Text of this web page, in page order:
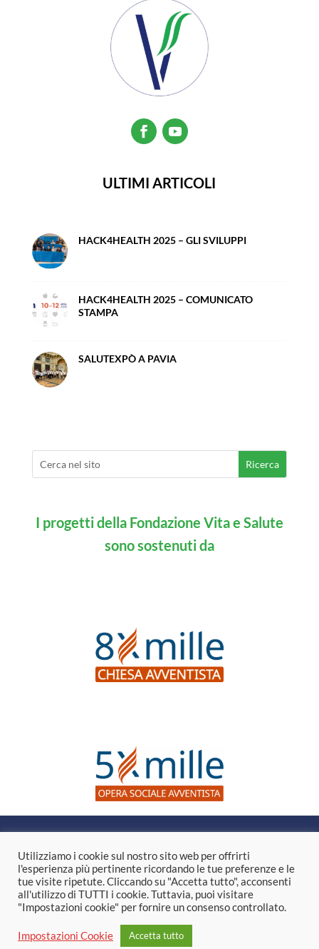
ULTIMI ARTICOLI
HACK4HEALTH 2025 – GLI SVILUPPI
HACK4HEALTH 2025 – COMUNICATO
STAMPA
SALUTEXPÒ A PAVIA
I progetti della Fondazione Vita e Salute
sono sostenuti da
Questo sito web non dà consigli medici, né suggerisce l’uso di
tecniche come forma di trattamento per problemi fisici, per i
quali è invece necessario il parere di un medico. Nel caso si
decidesse di applicare le informazioni contenute in questo sito,
lo stesso non se ne assume le responsabilità. L’intenzione del
sito è quella di essere illustrativo, non esortativo né didattico.
© 2021 | Fondazione Vita e Salute | Via Ellen Gould White 8 –
Utilizziamo i cookie sul nostro sito web per offrirti
l'esperienza più pertinente ricordando le tue preferenze e le
tue visite ripetute. Cliccando su "Accetta tutto", acconsenti
all'utilizzo di TUTTI i cookie. Tuttavia, puoi visitare
"Impostazioni cookie" per fornire un consenso controllato.
Impostazioni Cookie Accetta tutto